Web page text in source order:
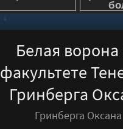
Белая ворона
факультете
Гринберга
Гринберга Оксана